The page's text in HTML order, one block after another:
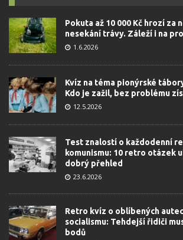
Pokuta až 10 000 Kč hrozí za
nesekání trávy. Záleží i na
1.6.2026
Kvíz na téma pionýrské
Kdo je zažil, bez problému
12.5.2026
Test znalostí o každodenní
komunismu: 10 retro otázek
dobrý přehled
23.6.2026
Retro kvíz o oblíbených
socialismu: Tehdejší řidiči
bodů